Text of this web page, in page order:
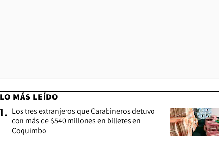
LO MÁS LEÍDO
1. Los tres extranjeros que Carabineros detuvo
con más de $540 millones en billetes en
Coquimbo